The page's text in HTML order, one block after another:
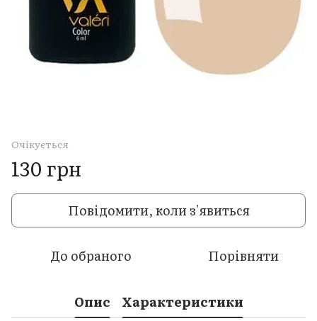
Очікується
130 грн
Повідомити, коли з'явиться
До обраного Порівняти
Опис Характеристики